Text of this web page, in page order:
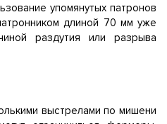
упомянутых патронов
длиной 70 мм уже
раздутия или разрыва
выстрелами по мишени